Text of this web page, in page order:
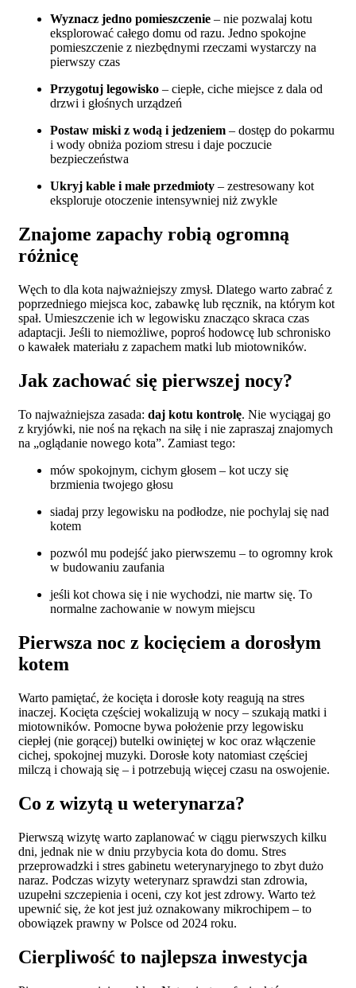
Wyznacz jedno pomieszczenie – nie pozwalaj kotu
eksplorować całego domu od razu. Jedno spokojne
pomieszczenie z niezbędnymi rzeczami wystarczy na
pierwszy czas
Przygotuj legowisko – ciepłe, ciche miejsce z dala od
drzwi i głośnych urządzeń
Postaw miski z wodą i jedzeniem – dostęp do pokarmu
i wody obniża poziom stresu i daje poczucie
bezpieczeństwa
Ukryj kable i małe przedmioty – zestresowany kot
eksploruje otoczenie intensywniej niż zwykle
Znajome zapachy robią ogromną
różnicę
Węch to dla kota najważniejszy zmysł. Dlatego warto zabrać z
poprzedniego miejsca koc, zabawkę lub ręcznik, na którym kot
spał. Umieszczenie ich w legowisku znacząco skraca czas
adaptacji. Jeśli to niemożliwe, poproś hodowcę lub schronisko
o kawałek materiału z zapachem matki lub miotowników.
Jak zachować się pierwszej nocy?
To najważniejsza zasada: daj kotu kontrolę. Nie wyciągaj go
z kryjówki, nie noś na rękach na siłę i nie zapraszaj znajomych
na „oglądanie nowego kota”. Zamiast tego:
mów spokojnym, cichym głosem – kot uczy się
brzmienia twojego głosu
siadaj przy legowisku na podłodze, nie pochylaj się nad
kotem
pozwól mu podejść jako pierwszemu – to ogromny krok
w budowaniu zaufania
jeśli kot chowa się i nie wychodzi, nie martw się. To
normalne zachowanie w nowym miejscu
Pierwsza noc z kocięciem a dorosłym
kotem
Warto pamiętać, że kocięta i dorosłe koty reagują na stres
inaczej. Kocięta częściej wokalizują w nocy – szukają matki i
miotowników. Pomocne bywa położenie przy legowisku
ciepłej (nie gorącej) butelki owiniętej w koc oraz włączenie
cichej, spokojnej muzyki. Dorosłe koty natomiast częściej
milczą i chowają się – i potrzebują więcej czasu na oswojenie.
Co z wizytą u weterynarza?
Pierwszą wizytę warto zaplanować w ciągu pierwszych kilku
dni, jednak nie w dniu przybycia kota do domu. Stres
przeprowadzki i stres gabinetu weterynaryjnego to zbyt dużo
naraz. Podczas wizyty weterynarz sprawdzi stan zdrowia,
uzupełni szczepienia i oceni, czy kot jest zdrowy. Warto też
upewnić się, że kot jest już oznakowany mikrochipem – to
obowiązek prawny w Polsce od 2024 roku.
Cierpliwość to najlepsza inwestycja